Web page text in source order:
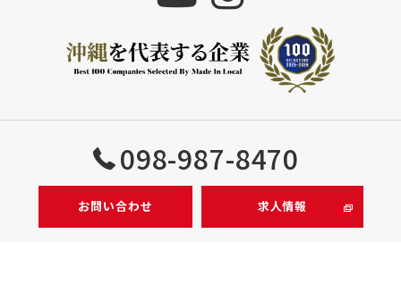
098-987-8470
お問い合わせ 求人情報